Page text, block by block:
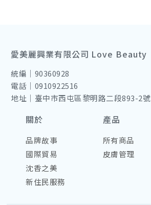
愛美麗興業有限公司 Love Beauty
統編｜90360928
電話｜0910922516
地址｜臺中市西屯區黎明路二段893-2號
關於
品牌故事
國際貿易
沈香之美
新住民服務
產品
所有商品
皮膚管理